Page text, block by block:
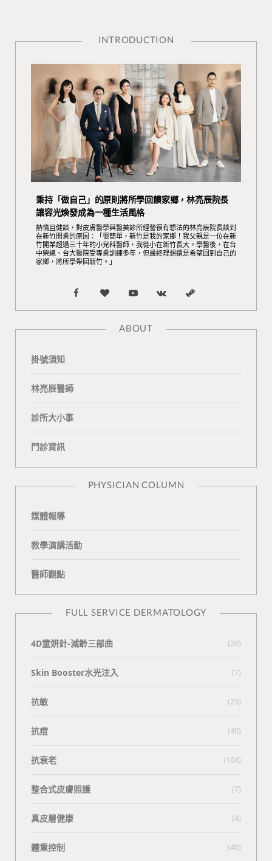
INTRODUCTION
秉持「做自己」的原則將所學回饋家鄉，林亮辰院長
讓容光煥發成為一種生活風格
熱情且健談，對皮膚醫學與醫美診所經營很有想法的林亮辰院長談到
在新竹開業的原因：「很簡單，新竹是我的家鄉！我父親是一位在新
竹開業超過三十年的小兒科醫師，我從小在新竹長大。學醫後，在台
中榮總、台大醫院受專業訓練多年，但最終理想還是希望回到自己的
家鄉，將所學帶回新竹。」
F
a
B
l
n
Y
o
V
K
e
S
t
ABOUT
掛號須知
林亮辰醫師
診所大小事
門診資訊
PHYSICIAN COLUMN
媒體報導
教學演講活動
醫師觀點
FULL SERVICE DERMATOLOGY
4D童妍針-減齡三部曲 (20)
Skin Booster水光注入 (7)
抗敏 (25)
抗痘 (40)
抗衰老 (104)
整合式皮膚照護 (7)
真皮層健康 (4)
體重控制 (40)